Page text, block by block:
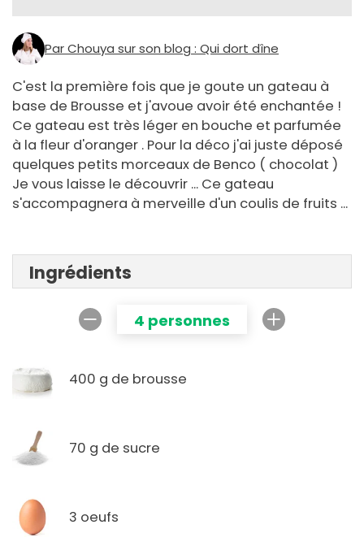
Par Chouya sur son blog : Qui dort dîne
C'est la première fois que je goute un gateau à
base de Brousse et j'avoue avoir été enchantée !
Ce gateau est très léger en bouche et parfumée
à la fleur d'oranger . Pour la déco j'ai juste déposé
quelques petits morceaux de Benco ( chocolat )
Je vous laisse le découvrir ... Ce gateau
s'accompagnera à merveille d'un coulis de fruits ...
Ingrédients
4 personnes
400 g de brousse
70 g de sucre
3 oeufs